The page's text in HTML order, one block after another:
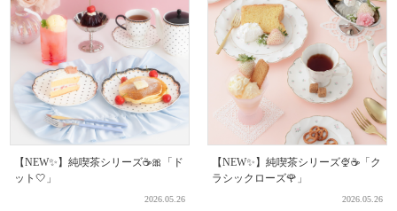
【NEW✨】純喫茶シリーズ☕🎀「ド
ット🤍」
2026.05.26
【NEW✨】純喫茶シリーズ🍨☕「ク
ラシックローズ🌹」
2026.05.26